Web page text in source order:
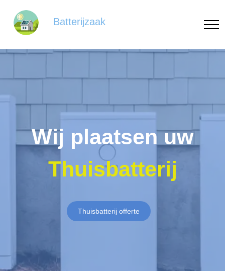
Batterijzaak
Wij plaatsen uw
Thuisbatterij
Thuisbatterij offerte